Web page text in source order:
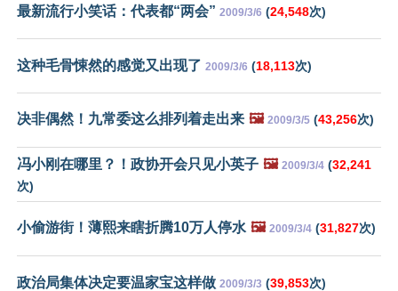
最新流行小笑话：代表都“两会” 2009/3/6 (24,548次)
这种毛骨悚然的感觉又出现了 2009/3/6 (18,113次)
决非偶然！九常委这么排列着走出来 🖼️ 2009/3/5 (43,256次)
冯小刚在哪里？！政协开会只见小英子 🖼️ 2009/3/4 (32,241
次)
小偷游街！薄熙来瞎折腾10万人停水 🖼️ 2009/3/4 (31,827次)
政治局集体决定要温家宝这样做 2009/3/3 (39,853次)